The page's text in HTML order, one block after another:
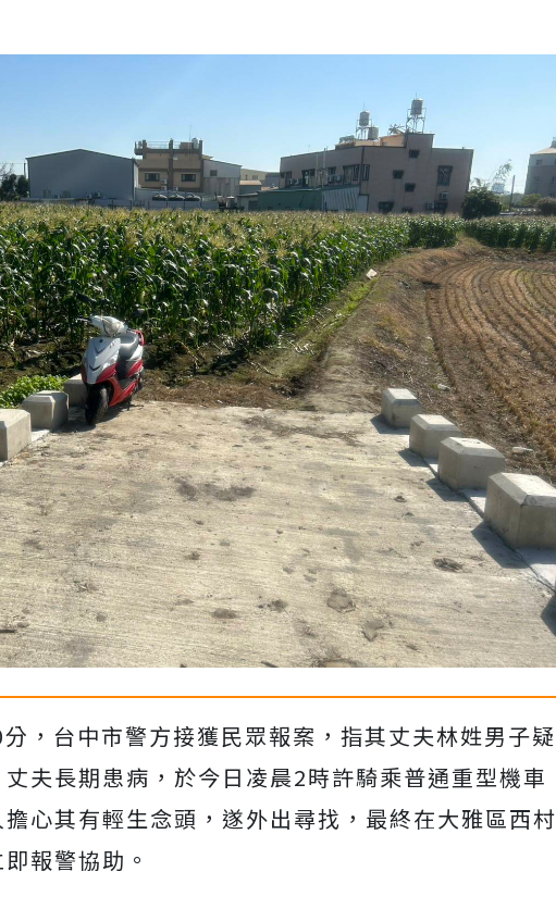
，台中市警方接獲民眾報案，指其丈夫林姓男子疑
夫長期患病，於今日凌晨2時許騎乘普通重型機車
心其有輕生念頭，遂外出尋找，最終在大雅區西村
報警協助。